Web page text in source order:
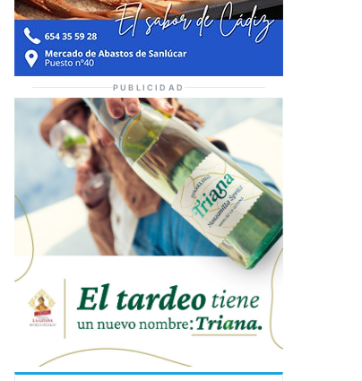
PUBLICIDAD